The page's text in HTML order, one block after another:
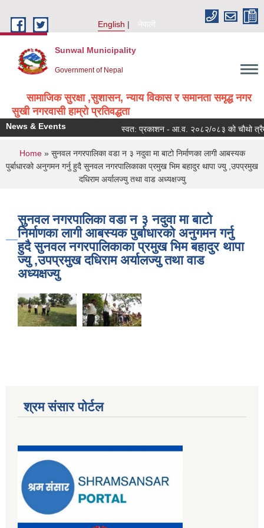
English
नेपाली
Sunwal Municipality
Government of Nepal
सामाजिक सुरक्षा ,सुशासन, न्याय विकास र समानता समृद्ध नगर
सुखी नगरवासी हाम्रो प्रतिवद्धता
News & Events स्वत: प्रकाशन - आ.व. २०८२/०८३ को चौथो
You are here
Home» सुनवल नगरपालिका वडा न ३ नदुवा मा बाटो निर्माणका लागी आबस्यक
पुर्बाधारको अनुगमन गर्नु हुदै सुनवल नगरपालिकाका प्रमुख भिम बहादुर थापा ज्यु ,उपप्रमुख
दधिराम अर्यालज्यु तथा वाड अध्यक्षज्यु
सुनवल नगरपालिका वडा न ३ नदुवा मा बाटो
निर्माणका लागी आबस्यक पुर्बाधारको अनुगमन गर्नु
हुदै सुनवल नगरपालिकाका प्रमुख भिम बहादुर थापा
ज्यु ,उपप्रमुख दधिराम अर्यालज्यु तथा वाड
अध्यक्षज्यु
श्रम संसार पोर्टल